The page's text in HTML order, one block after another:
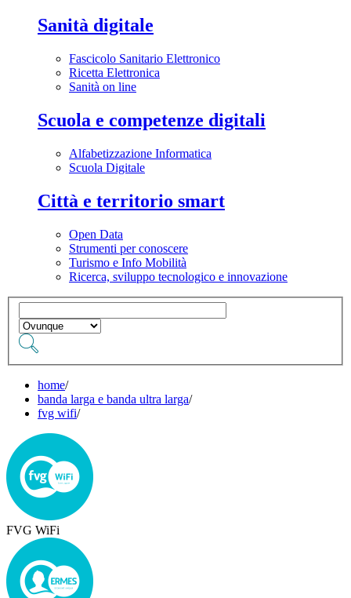
Sanità digitale
Fascicolo Sanitario Elettronico
Ricetta Elettronica
Sanità on line
Scuola e competenze digitali
Alfabetizzazione Informatica
Scuola Digitale
Città e territorio smart
Open Data
Strumenti per conoscere
Turismo e Info Mobilità
Ricerca, sviluppo tecnologico e innovazione
home/
banda larga e banda ultra larga/
fvg wifi/
FVG WiFi